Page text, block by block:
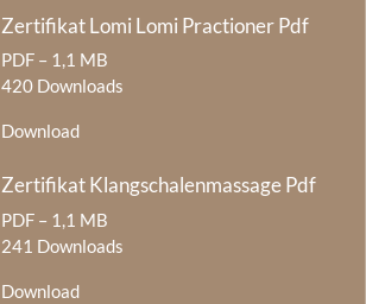
Zertifikat Lomi Lomi Practioner Pdf
PDF – 1,1 MB
420 Downloads
Download
Zertifikat Klangschalenmassage Pdf
PDF – 1,1 MB
241 Downloads
Download